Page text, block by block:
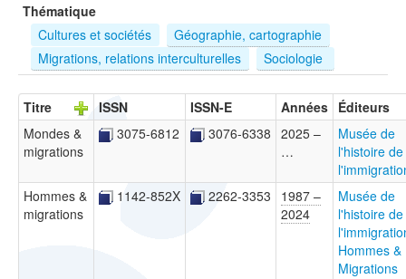
Recherche
avancée
EN
ES
?
Thématique
Cultures et sociétés
Géographie, cartographie
Migrations, relations interculturelles
Sociologie
Titre ISSN ISSN-E Années Éditeurs
Mondes &
migrations
3075-6812 3076-6338 2025 –
…
Musée de
l'histoire de
Hommes &
migrations
1142-852X 2262-3353
1987 –
2024
Musée de
l'histoire de
Hommes &
Migrations